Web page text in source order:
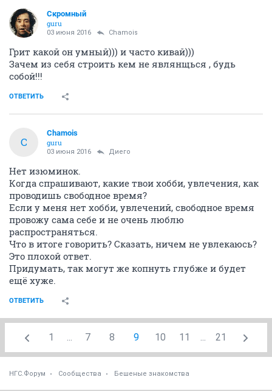
Скромный
guru
03 июня 2016 Chamois
Грит какой он умный))) и часто кивай)))
Зачем из себя строить кем не являнщься , будь
собой!!!
ОТВЕТИТЬ
C
Chamois
guru
03 июня 2016 Диего
Нет изюминок.
Когда спрашивают, какие твои хобби, увлечения, как
проводишь свободное время?
Если у меня нет хобби, увлечений, свободное время
провожу сама себе и не очень люблю
распространяться.
Что в итоге говорить? Сказать, ничем не увлекаюсь?
Это плохой ответ.
Придумать, так могут же копнуть глубже и будет
ещё хуже.
ОТВЕТИТЬ
1 ... 7 8 9 10 11 ... 21
НГС.Форум Сообщества Бешеные знакомства